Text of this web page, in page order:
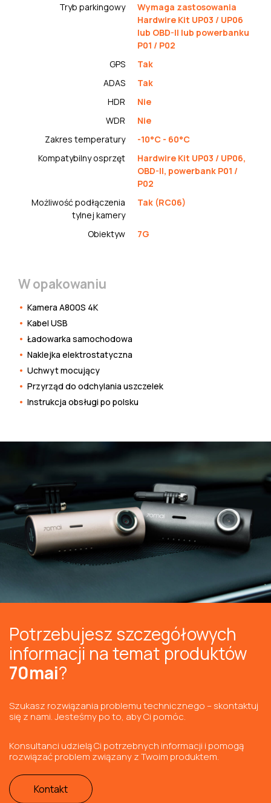
Tryb parkingowy
Wymaga zastosowania
Hardwire Kit UP03 / UP06
lub OBD-II lub powerbanku
P01 / P02
GPS
Tak
ADAS
Tak
HDR
Nie
WDR
Nie
Zakres temperatury
-10°C - 60°C
Kompatybilny osprzęt
Hardwire Kit UP03 / UP06,
OBD-II, powerbank P01 /
P02
Możliwość podłączenia
tylnej kamery
Tak (RC06)
Obiektyw 7G
W opakowaniu
Kamera A800S 4K
Kabel USB
Ładowarka samochodowa
Naklejka elektrostatyczna
Uchwyt mocujący
Przyrząd do odchylania uszczelek
Instrukcja obsługi po polsku
Potrzebujesz szczegółowych
informacji na temat produktów
70mai?
Szukasz rozwiązania problemu technicznego – skontaktuj
się z nami. Jesteśmy po to, aby Ci pomóc.
Konsultanci udzielą Ci potrzebnych informacji i pomogą
rozwiązać problem związany z Twoim produktem.
Kontakt